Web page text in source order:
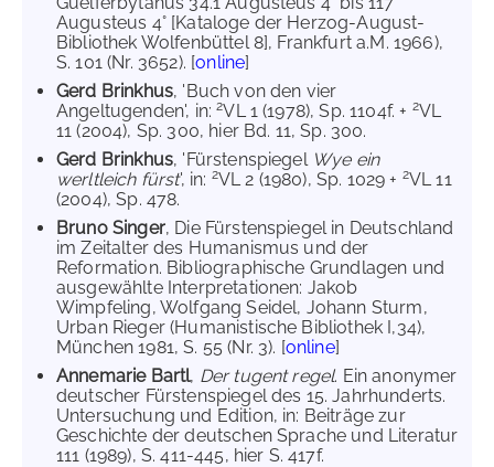
Augusteus 4° [Kataloge der Herzog-August-
Bibliothek Wolfenbüttel 8], Frankfurt a.M. 1966),
S. 101 (Nr. 3652). [online]
Gerd Brinkhus, 'Buch von den vier
Angeltugenden', in:2VL 1 (1978), Sp. 1104f. + 2VL
11 (2004), Sp. 300, hier Bd. 11, Sp. 300.
Gerd Brinkhus, 'Fürstenspiegel Wye ein
werltleich fürst', in: 2VL 2 (1980), Sp. 1029 + 2VL 11
(2004), Sp. 478.
Bruno Singer, Die Fürstenspiegel in Deutschland
im Zeitalter des Humanismus und der
Reformation. Bibliographische Grundlagen und
ausgewählte Interpretationen: Jakob
Wimpfeling, Wolfgang Seidel, Johann Sturm,
Urban Rieger (Humanistische Bibliothek I,34),
München 1981, S. 55 (Nr. 3). [online]
Annemarie Bartl, Der tugent regel. Ein anonymer
deutscher Fürstenspiegel des 15. Jahrhunderts.
Untersuchung und Edition, in: Beiträge zur
Geschichte der deutschen Sprache und Literatur
111 (1989), S. 411-445, hier S. 417f.